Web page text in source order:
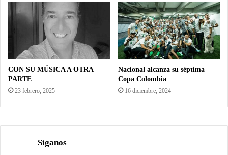
CON SU MÚSICA A OTRA
PARTE
23 febrero, 2025
Nacional alcanza su séptima
Copa Colombia
16 diciembre, 2024
Síganos